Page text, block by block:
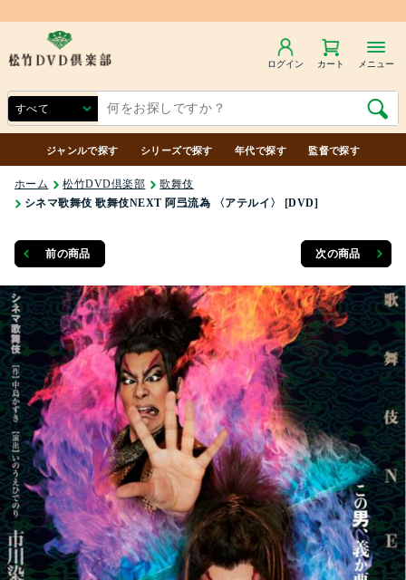
ログイン カート メニュー
ジャンルで探す シリーズで探す 年代で探す 監督で探す
ホーム 松竹DVD倶楽部
歌舞伎
シネマ歌舞伎 歌舞伎NEXT 阿弖流為 〈アテルイ〉 [DVD]
前の商品 次の商品